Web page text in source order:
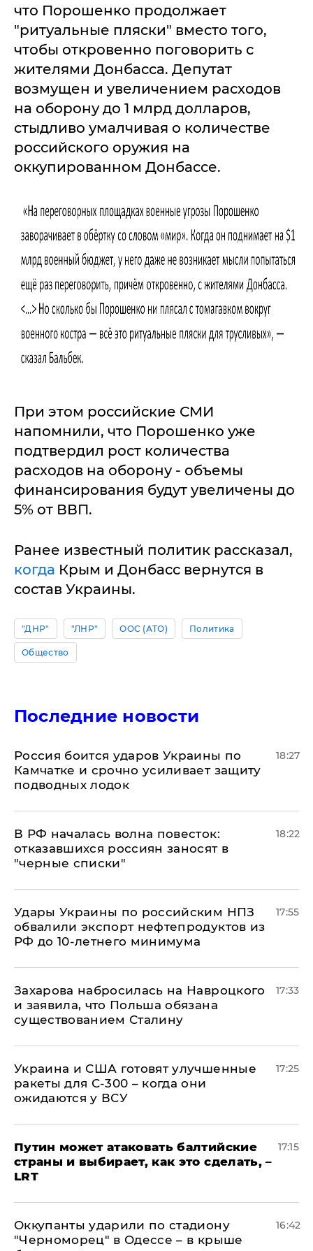
что Порошенко продолжает
"ритуальные пляски" вместо того,
чтобы откровенно поговорить с
жителями Донбасса. Депутат
возмущен и увеличением расходов
на оборону до 1 млрд долларов,
стыдливо умалчивая о количестве
российского оружия на
оккупированном Донбассе.
При этом российские СМИ
напомнили, что Порошенко уже
подтвердил рост количества
расходов на оборону - объемы
финансирования будут увеличены до
5% от ВВП.
Ранее известный политик рассказал,
когда Крым и Донбасс вернутся в
состав Украины.
"ДНР" "ЛНР" ООС (АТО) Политика
Общество
Последние новости
Россия боится ударов Украины по
Камчатке и срочно усиливает защиту
подводных лодок
18:27
​В РФ началась волна повесток:
отказавшихся россиян заносят в
"черные списки"
18:22
Удары Украины по российским НПЗ
обвалили экспорт нефтепродуктов из
РФ до 10-летнего минимума
17:55
​Захарова набросилась на Навроцкого
и заявила, что Польша обязана
существованием Сталину
17:33
Украина и США готовят улучшенные
ракеты для С-300 – когда они
ожидаются у ВСУ
17:25
Путин может атаковать балтийские
страны и выбирает, как это сделать, –
LRT
17:15
Оккупанты ударили по стадиону
"Черноморец" в Одессе – в крыше
16:42